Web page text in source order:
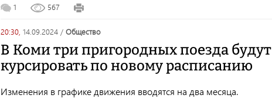
1 567
20:30, 14.09.2024 / общество
В Коми три пригородных поезда будут
курсировать по новому расписанию
Изменения в графике движения вводятся на два месяца.